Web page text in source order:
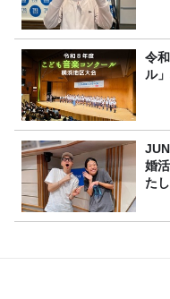
令
ル
JUNK バナナマン「横
婚
た